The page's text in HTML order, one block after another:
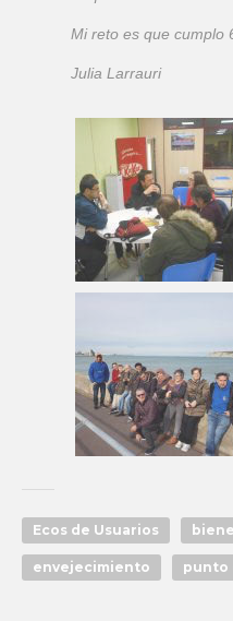
Mi reto es que cumplo
Julia Larrauri
Ecos de Usuarios
envejecimiento punto